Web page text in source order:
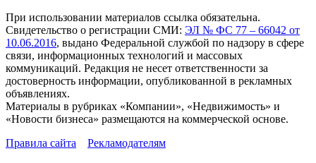
При использовании материалов ссылка обязательна.
Свидетельство о регистрации СМИ: ЭЛ № ФС 77 – 66042 от
10.06.2016, выдано Федеральной службой по надзору в сфере
связи, информационных технологий и массовых
коммуникаций. Редакция не несет ответственности за
достоверность информации, опубликованной в рекламных
объявлениях.
Материалы в рубриках «Компании», «Недвижимость» и
«Новости бизнеса» размещаются на коммерческой основе.
Правила сайта
Рекламодателям